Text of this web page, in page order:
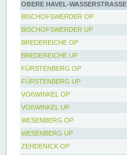
OBERE HAVEL-WASSERSTRASSE
BISCHOFSWERDER OP
BISCHOFSWERDER UP
BREDEREICHE OP
BREDEREICHE UP
FÜRSTENBERG OP
FÜRSTENBERG UP
VOßWINKEL OP
VOßWINKEL UP
WESENBERG OP
WESENBERG UP
ZEHDENICK OP